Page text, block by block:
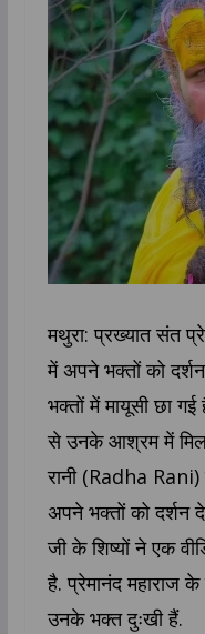
मथुरा: प्रख्यात संत
में अपने भक्तों को
भक्तों में मायूसी छा
से उनके आश्रम में
रानी (Radha
अपने भक्तों को दर्शन
जी के शिष्यों ने एक
है. प्रेमानंद महाराज के
उनके भक्त दुःखी हैं.